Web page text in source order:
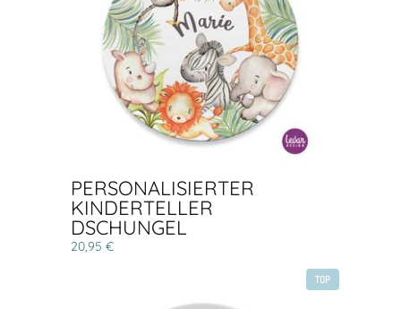
PERSONALISIERTER
KINDERTELLER
DSCHUNGEL
20,95 €
TOP